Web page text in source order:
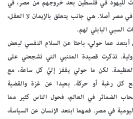
لليهود في فلسطين بعد خروجهم من مصر، في
في مصر أصلا. هي جانب يتعلق بالإيمان لا العقل،
السبي البابلي لهم.
عما حولي، باحثا عن السلام النفسي لبعض
تذكرت قصيدة المتنبي التي تشجعني على
العظيمة. لكن ما حولي يقفز إليَّ كل ساعة، مع
كل رغبة أو حركة. بعيدا عن غزة والقضية
الضمائر في العالم، فحول الناس كثير مما
في مصر. فمهما ابتعد الإنسان عن السياسة،